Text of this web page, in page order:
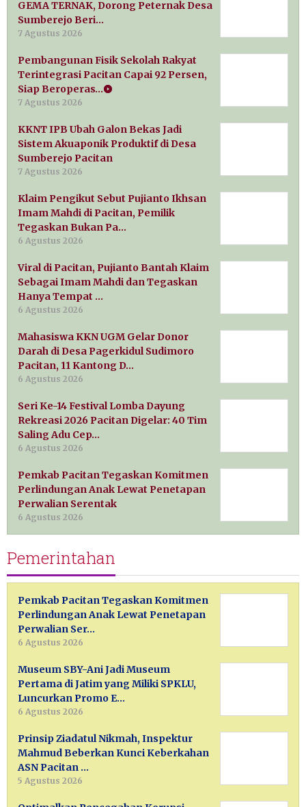
GEMA TERNAK, Dorong Peternak Desa
Sumberejo Beri…
7 Agustus 2026
Pembangunan Fisik Sekolah Rakyat
Terintegrasi Pacitan Capai 92 Persen,
Siap Beroperas…
7 Agustus 2026
KKNT IPB Ubah Galon Bekas Jadi
Sistem Akuaponik Produktif di Desa
Sumberejo Pacitan
7 Agustus 2026
Klaim Pengikut Sebut Pujianto Ikhsan
Imam Mahdi di Pacitan, Pemilik
Tegaskan Bukan Pa…
6 Agustus 2026
Viral di Pacitan, Pujianto Bantah Klaim
Sebagai Imam Mahdi dan Tegaskan
Hanya Tempat …
6 Agustus 2026
Mahasiswa KKN UGM Gelar Donor
Darah di Desa Pagerkidul Sudimoro
Pacitan, 11 Kantong D…
6 Agustus 2026
Seri Ke-14 Festival Lomba Dayung
Rekreasi 2026 Pacitan Digelar: 40 Tim
Saling Adu Cep…
6 Agustus 2026
Pemkab Pacitan Tegaskan Komitmen
Perlindungan Anak Lewat Penetapan
Perwalian Serentak
6 Agustus 2026
Pemerintahan
Pemkab Pacitan Tegaskan Komitmen
Perlindungan Anak Lewat Penetapan
Perwalian Ser…
6 Agustus 2026
Museum SBY-Ani Jadi Museum
Pertama di Jatim yang Miliki SPKLU,
Luncurkan Promo E…
6 Agustus 2026
Prinsip Ziadatul Nikmah, Inspektur
Mahmud Beberkan Kunci Keberkahan
ASN Pacitan …
5 Agustus 2026